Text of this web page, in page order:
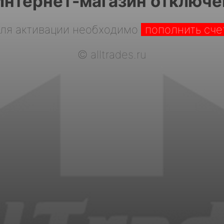
активации необходимо
пополнить
© alltrades.ru